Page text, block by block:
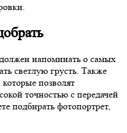
напоминать о самых
светлую грусть. Также
позволят
точностью с передачей
подбирать фотопортрет,